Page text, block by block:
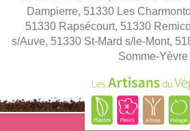
Dampierre, 51330 Les
51330 Rapsécourt, 51330
s/Auve, 51330 St-Mard s/le-Mont,
Somme-Yèvre